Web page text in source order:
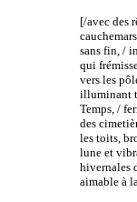
[/avec des
sans fin, /
qui
vers les
illuminant
Temps, /
des
les toits,
lune et
hivernales
aimable à